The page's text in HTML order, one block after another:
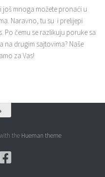
mnoga možete pronaći u
Naravno, tu su i prelijepi
Po čemu se razlikuju poruke sa
na drugim sajtovima? Naše
za Vas!
the Hueman theme